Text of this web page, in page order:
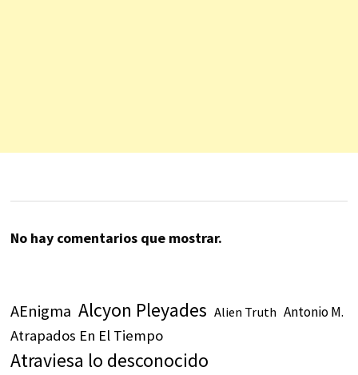
No hay comentarios que mostrar.
AEnigma Alcyon Pleyades Alien Truth Antonio M.
Atrapados En El Tiempo
Atraviesa lo desconocido